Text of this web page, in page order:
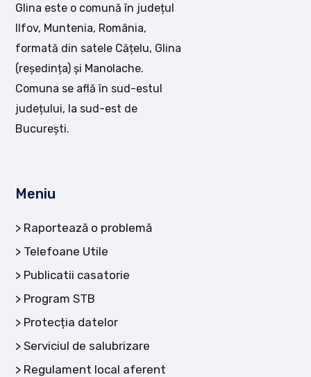
Glina este o comună în județul
Ilfov, Muntenia, România,
formată din satele Cățelu, Glina
(reședința) și Manolache.
Comuna se află în sud-estul
județului, la sud-est de
București.
Meniu
Raportează o problemă
Telefoane Utile
Publicatii casatorie
Program STB
Protecția datelor
Serviciul de salubrizare
Regulament local aferent